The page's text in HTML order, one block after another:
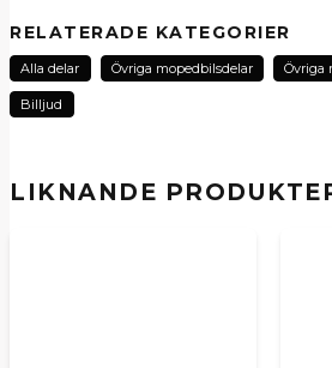
LIKNANDE
Fråga oss om denna produkt...
RELATERADE KATEGORIER
Alla delar Övriga mopedbilsdelar Övriga
Billjud